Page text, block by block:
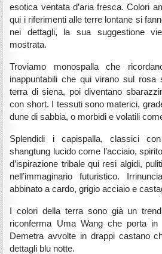
esotica ventata d’aria fresca. Colori
qui i riferimenti alle terre lontane si
nei dettagli, la sua suggestione
mostrata.
Troviamo monospalla che
inappuntabili che qui virano sul rosa
terra di siena, poi diventano
con short. I tessuti sono materici,
dune di sabbia, o morbidi e volatili
Splendidi i capispalla, classici
shangtung lucido come l’acciaio,
d’ispirazione tribale qui resi algidi,
nell’immaginario futuristico.
abbinato a cardo, grigio acciaio e
I colori della terra sono già un
riconferma Uma Wang che porta in
Demetra avvolte in drappi castano
dettagli blu notte.